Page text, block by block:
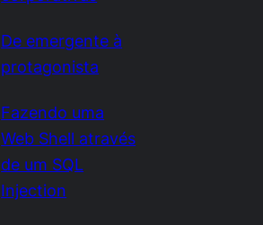
De emergente à
protagonista
Fazendo uma
Web Shell através
de um SQL
Injection